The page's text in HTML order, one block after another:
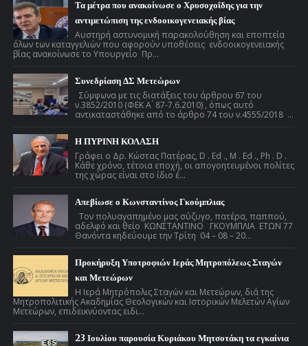
Τα μέτρα που ανακοίνωσε ο Χρυσοχοΐδης για την
αντιμετώπιση της ενδοοικογενειακής βίας
Αυστηρή αστυνομική παρακολούθηση και εποπτεία
όλων των καταγγελιών που αφορούν υποθέσεις ενδοοικογενειακής
βίας ανακοίνωσε το Υπουργείο Πρ...
Συνεδρίαση ΔΣ Μετεώρων
Σύμφωνα με τις διατάξεις του άρθρου 67 του
ν.3852/2010 (ΦΕΚ Α ́ 87-7.6.2010) , όπως αυτό
αντικαταστάθηκε από το άρθρο 74 του ν.4555/2018 ...
Η ΠΥΡΙΝΗ ΚΟΛΑΣΗ
Γράφει ο Δρ. Κώστας Πατέρας, D . Ed ., M . Ed ., Ph . D .
Κάθε χρόνο, τέτοια εποχή, οι απογοητευμένοι πολίτες
της χώρας είναι στο ίδιο έ...
Απεβίωσε ο Κωνσταντίνος Γκούμπλιας
Τον πολυαγαπημένο μας σύζυγο, πατέρα, παππού,
αδελφό και θείο ΚΩΝΣΤΑΝΤΙΝΟ ΓΚΟΥΜΠΛΙΑ ΕΤΩΝ 77
Θανόντα κηδεύουμε την Τρίτη 04 – 08 – 20...
Προκήρυξη Υποτροφιών Ιεράς Μητροπόλεως Σταγών
και Μετεώρων
Η Ιερά Μητρόπολις Σταγών και Μετεώρων, διά της
Μητροπολιτικής Ακαδημίας Θεολογικών και Ιστορικών Μελετών Αγίων
Μετεώρων, επιδεικνύοντας ειδι...
23 Ιουλίου παρουσία Κυριάκου Μητσοτάκη τα εγκαίνια